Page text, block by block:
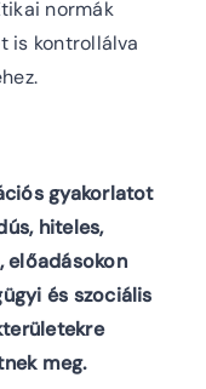
normák
is kontrollálva
gyakorlatot
hiteles,
előadásokon
és szociális
meg.